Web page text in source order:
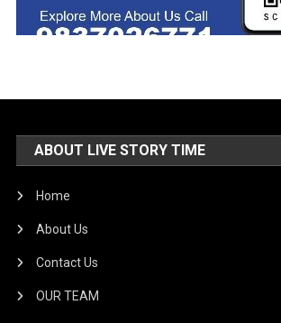
ABOUT LIVE STORY TIME
Home
About Us
Contact Us
OUR TEAM